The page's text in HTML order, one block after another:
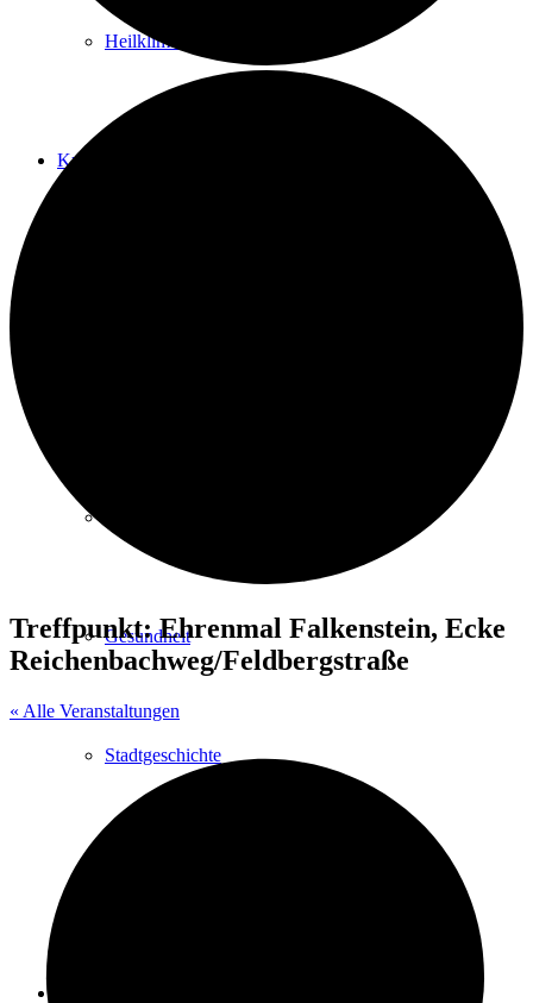
Heilklimaten
Kur & Tourismus
Gesundheit
Stadtgeschichte
Treffpunkt: Ehrenmal Falkenstein, Ecke
Reichenbachweg/Feldbergstraße
« Alle Veranstaltungen